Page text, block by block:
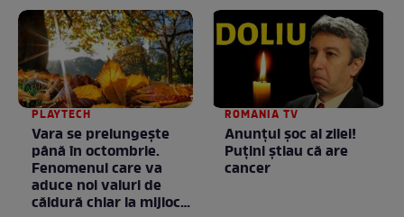
PLAYTECH
Vara se prelungeşte
până în octombrie.
Fenomenul care va
aduce noi valuri de
căldură chiar la mijlocul
ROMANIA TV
Anunţul şoc al zilei!
Puţini ştiau că are
cancer